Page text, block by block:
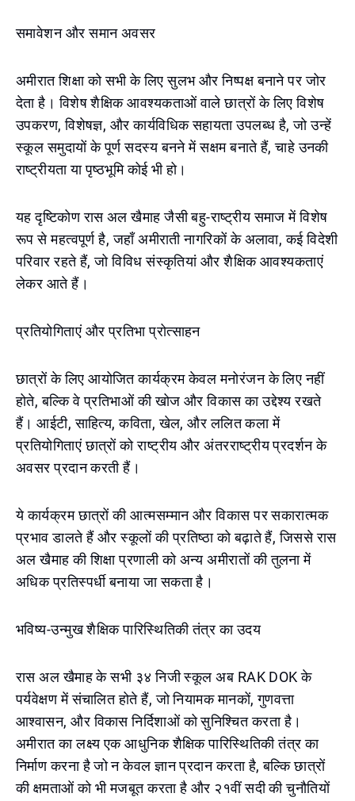
समावेशन और समान अवसर
अमीरात शिक्षा को सभी के लिए सुलभ और निष्पक्ष बनाने पर जोर
देता है। विशेष शैक्षिक आवश्यकताओं वाले छात्रों के लिए विशेष
उपकरण, विशेषज्ञ, और कार्यविधिक सहायता उपलब्ध है, जो उन्हें
स्कूल समुदायों के पूर्ण सदस्य बनने में सक्षम बनाते हैं, चाहे उनकी
राष्ट्रीयता या पृष्ठभूमि कोई भी हो।
यह दृष्टिकोण रास अल खैमाह जैसी बहु-राष्ट्रीय समाज में विशेष
रूप से महत्वपूर्ण है, जहाँ अमीराती नागरिकों के अलावा, कई विदेशी
परिवार रहते हैं, जो विविध संस्कृतियां और शैक्षिक आवश्यकताएं
लेकर आते हैं।
प्रतियोगिताएं और प्रतिभा प्रोत्साहन
छात्रों के लिए आयोजित कार्यक्रम केवल मनोरंजन के लिए नहीं
होते, बल्कि वे प्रतिभाओं की खोज और विकास का उद्देश्य रखते
हैं। आईटी, साहित्य, कविता, खेल, और ललित कला में
प्रतियोगिताएं छात्रों को राष्ट्रीय और अंतरराष्ट्रीय प्रदर्शन के
अवसर प्रदान करती हैं।
ये कार्यक्रम छात्रों की आत्मसम्मान और विकास पर सकारात्मक
प्रभाव डालते हैं और स्कूलों की प्रतिष्ठा को बढ़ाते हैं, जिससे रास
अल खैमाह की शिक्षा प्रणाली को अन्य अमीरातों की तुलना में
अधिक प्रतिस्पर्धी बनाया जा सकता है।
भविष्य-उन्मुख शैक्षिक पारिस्थितिकी तंत्र का उदय
रास अल खैमाह के सभी ३४ निजी स्कूल अब RAK DOK के
पर्यवेक्षण में संचालित होते हैं, जो नियामक मानकों, गुणवत्ता
आश्वासन, और विकास निर्दिशाओं को सुनिश्चित करता है।
अमीरात का लक्ष्य एक आधुनिक शैक्षिक पारिस्थितिकी तंत्र का
निर्माण करना है जो न केवल ज्ञान प्रदान करता है, बल्कि छात्रों
की क्षमताओं को भी मजबूत करता है और २१वीं सदी की चुनौतियों